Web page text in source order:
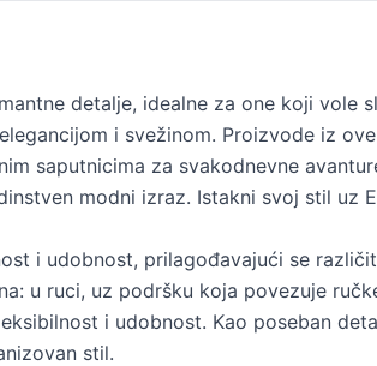
detalje, idealne za one koji vole
i svežinom. Proizvode iz
saputnicima za svakodnevne
modni izraz. Istakni svoj stil uz
i udobnost, prilagođavajući se
u ruci, uz podršku koja povezuje
i udobnost. Kao poseban
stil.